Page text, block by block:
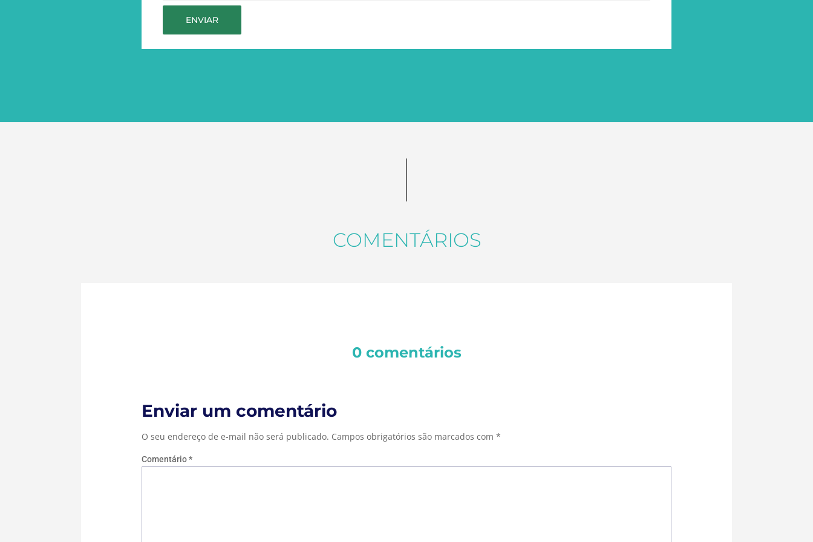
COMENTÁRIOS
0 comentários
Enviar um comentário
O seu endereço de e-mail não será publicado. Campos obrigatórios são marcados com*
Comentário*